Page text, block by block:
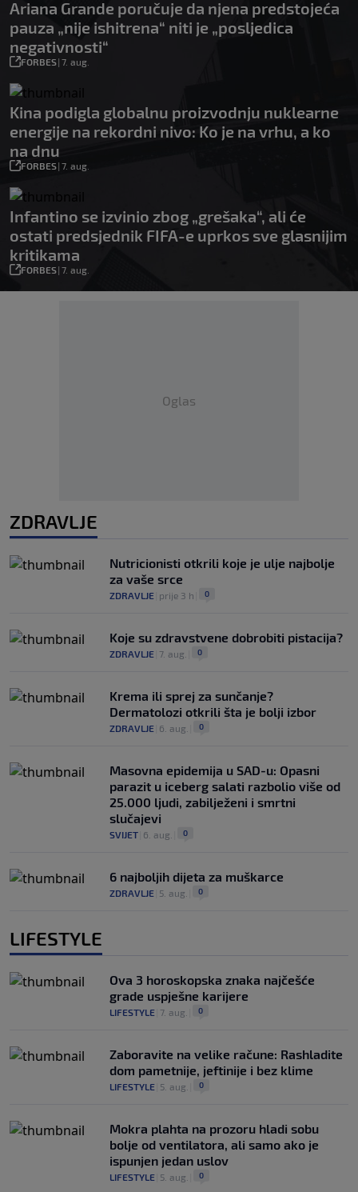
Ariana Grande poručuje da njena predstojeća
pauza „nije ishitrena“ niti je „posljedica
negativnosti“
FORBES| 7. aug.
Kina podigla globalnu proizvodnju nuklearne
energije na rekordni nivo: Ko je na vrhu, a ko
na dnu
FORBES| 7. aug.
Infantino se izvinio zbog „grešaka“, ali će
ostati predsjednik FIFA-e uprkos sve glasnijim
kritikama
FORBES| 7. aug.
Oglas
ZDRAVLJE
Nutricionisti otkrili koje je ulje najbolje
za vaše srce
ZDRAVLJE prije 3 h 0
Koje su zdravstvene dobrobiti pistacija?
ZDRAVLJE 7. aug. 0
Krema ili sprej za sunčanje?
Dermatolozi otkrili šta je bolji izbor
ZDRAVLJE 6. aug. 0
Masovna epidemija u SAD-u: Opasni
parazit u iceberg salati razbolio više od
25.000 ljudi, zabilježeni i smrtni
slučajevi
SVIJET 6. aug. 0
6 najboljih dijeta za muškarce
ZDRAVLJE 5. aug. 0
LIFESTYLE
Ova 3 horoskopska znaka najčešće
grade uspješne karijere
LIFESTYLE 7. aug. 0
Zaboravite na velike račune: Rashladite
dom pametnije, jeftinije i bez klime
LIFESTYLE 5. aug. 0
Mokra plahta na prozoru hladi sobu
bolje od ventilatora, ali samo ako je
ispunjen jedan uslov
LIFESTYLE 5. aug. 0